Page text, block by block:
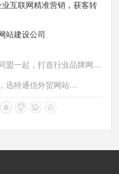
互联网精准营销，获客转
站建设公司
上一条：合发与创同盟一起，打造行业品牌网站标杆
下一条：抢占先机，迅特通信外贸网站极速上线